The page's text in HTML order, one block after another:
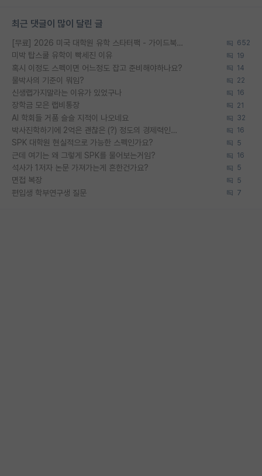
최근 댓글이 많이 달린 글
[무료] 2026 미국 대학원 유학 스타터팩 - 가이드북 & 합격자 컨택메일 템플릿 652
미박 탑스쿨 유학이 빡세진 이유 19
혹시 이정도 스펙이면 어느정도 잡고 준비해야하나요? 14
물박사의 기준이 뭐임? 22
신생랩가지말라는 이유가 있었구나 16
장학금 모은 랩비통장 21
AI 학회들 거품 슬슬 지적이 나오네요 32
박사진학하기에 2억은 괜찮은 (?) 정도의 경제력인가요 16
SPK 대학원 현실적으로 가능한 스펙인가요? 5
근데 여기는 왜 그렇게 SPK를 물어보는거임? 16
석사가 1저자 논문 가져가는게 흔한건가요? 5
면접 복장 5
편입생 학부연구생 질문 7